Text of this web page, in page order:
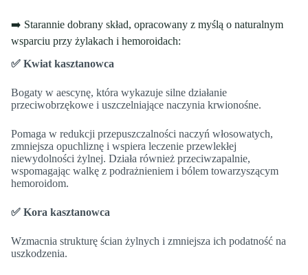
➡️ Starannie dobrany skład, opracowany z myślą o naturalnym
wsparciu przy żylakach i hemoroidach:
✅ Kwiat kasztanowca
Bogaty w aescynę, która wykazuje silne działanie
przeciwobrzękowe i uszczelniające naczynia krwionośne.
Pomaga w redukcji przepuszczalności naczyń włosowatych,
zmniejsza opuchliznę i wspiera leczenie przewlekłej
niewydolności żylnej. Działa również przeciwzapalnie,
wspomagając walkę z podrażnieniem i bólem towarzyszącym
hemoroidom.
✅ Kora kasztanowca
Wzmacnia strukturę ścian żylnych i zmniejsza ich podatność na
uszkodzenia.